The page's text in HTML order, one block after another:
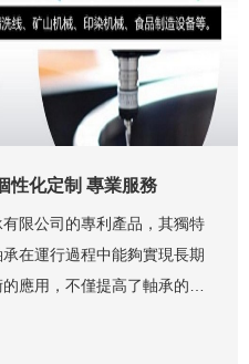
性化定制 專業服務
限公司的專利產品，其獨特
在運行過程中能夠實現長期
應用，不僅提高了軸承的使
成本。與市面上許多類似產
著的優勢。...